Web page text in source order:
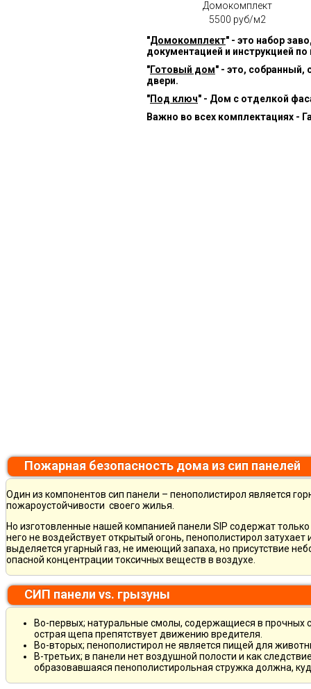
Домокомплект
5500 руб/м2
"Домокомплект" - это набор
документацией и инструкцией
"Готовый дом" - это, собранный,
двери.
"Под ключ" - Дом с отделкой
Важно во всех комплектациях -
Пожарная безопасность дома из сип панелей
Один из компонентов сип панели – пенополистирол является
пожароустойчивости своего жилья.
Но изготовленные нашей компанией панели SIP содержат
него не воздействует открытый огонь, пенополистирол
выделяется угарный газ, не имеющий запаха, но присутствие
опасной концентрации токсичных веществ в воздухе.
СИП панели vs. грызуны
Во-первых; натуральные смолы, содержащиеся в прочных
острая щепа препятствует движению вредителя.
Во-вторых; пенополистирол не является пищей для
В-третьих; в панели нет воздушной полости и как
образовавшаяся пенополистирольная стружка должна,